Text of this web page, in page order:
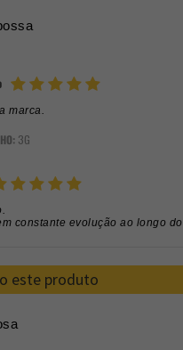
marca.
3G
constante evolução ao longo
este produto